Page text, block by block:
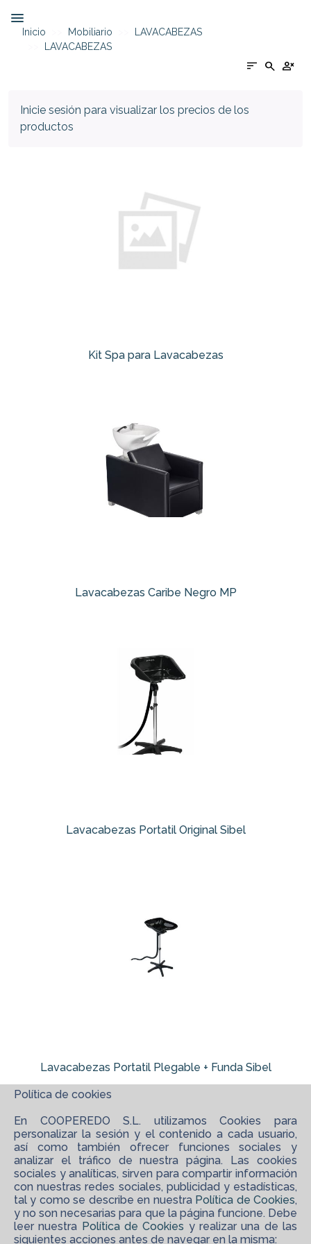
Inicio Mobiliario
LAVACABEZAS
LAVACABEZAS
sort search person_cancel
Inicie sesión para visualizar los precios de los
productos
Kit Spa para Lavacabezas
Lavacabezas Caribe Negro MP
Lavacabezas Portatil Original Sibel
Lavacabezas Portatil Plegable + Funda Sibel
Política de cookies
En COOPEREDO S.L. utilizamos Cookies para
personalizar la sesión y el contenido a cada usuario,
así como también ofrecer funciones sociales y
analizar el tráfico de nuestra página. Las cookies
sociales y analíticas, sirven para compartir información
con nuestras redes sociales, publicidad y estadísticas,
tal y como se describe en nuestra Política de Cookies,
y no son necesarias para que la página funcione. Debe
leer nuestra Política de Cookies y realizar una de las
siguientes acciones antes de navegar en la misma: